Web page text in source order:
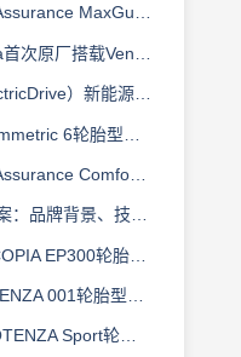
：产品定位、核心技术、适用车型与使用场景
Ventus S1 evo Z运动轮胎
：产品定位、核心技术、适用车型与使用场景
定位、核心技术、适用车型与使用场景
案：产品定位、核心技术、适用车型与使用场景
体系、主要产品系列与适用场景
品定位、核心技术、适用车型与使用场景
定位、核心技术、适用车型与使用场景
定位、核心技术、适用车型与使用场景